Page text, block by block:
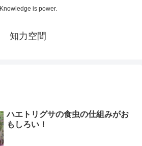
Knowledge is power.
知力空間
ハエトリグサの食虫の仕組みがお
もしろい！